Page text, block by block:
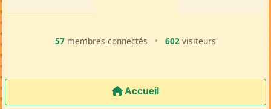
57 membres connectés • 602 visiteurs
Accueil